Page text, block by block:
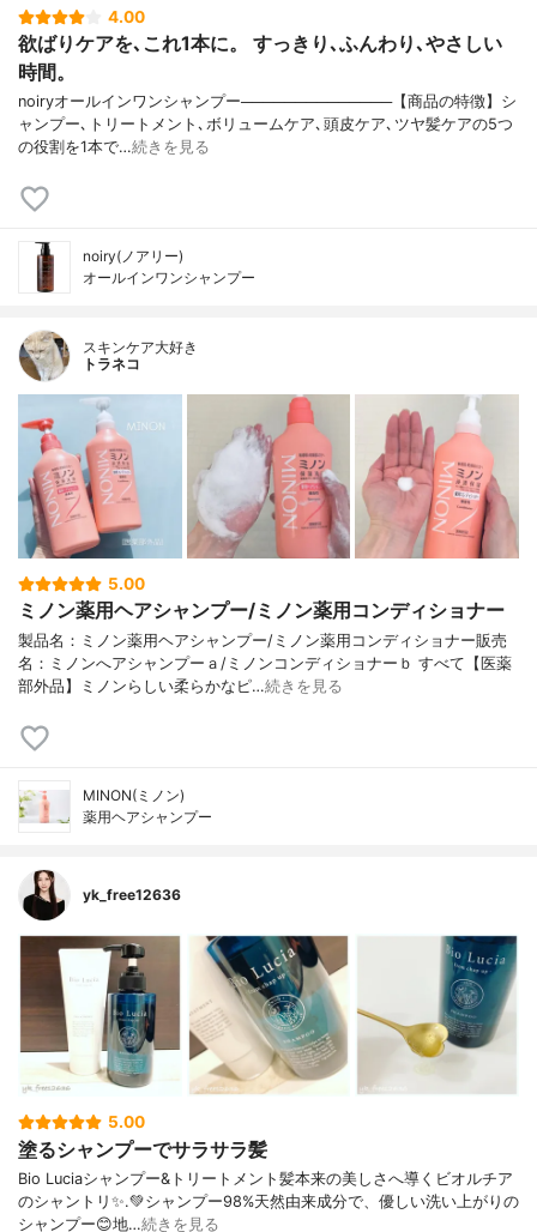
4.00
欲ばりケアを､これ1本に。 すっきり､ふんわり､やさしい
時間。
noiryオールインワンシャンプー──────────────【商品の特徴】シ
ャンプー､トリートメント､ボリュームケア､頭皮ケア､ツヤ髪ケアの5つ
の役割を1本で…続きを見る
noiry(ノアリー)
オールインワンシャンプー
スキンケア大好き
トラネコ
5.00
ミノン薬用ヘアシャンプー/ミノン薬用コンディショナー
製品名：ミノン薬用ヘアシャンプー/ミノン薬用コンディショナー販売
名：ミノンへアシャンプーａ/ミノンコンディショナーｂ すべて【医薬
部外品】ミノンらしい柔らかなピ…続きを見る
MINON(ミノン)
薬用ヘアシャンプー
yk_free12636
5.00
塗るシャンプーでサラサラ髪
Bio Luciaシャンプー&トリートメント⁡髪本来の美しさへ導くビオルチア
のシャントリ✨⁡.💚シャンプー98%天然由来成分で、優しい洗い上がりの
シャンプー😊地…続きを見る